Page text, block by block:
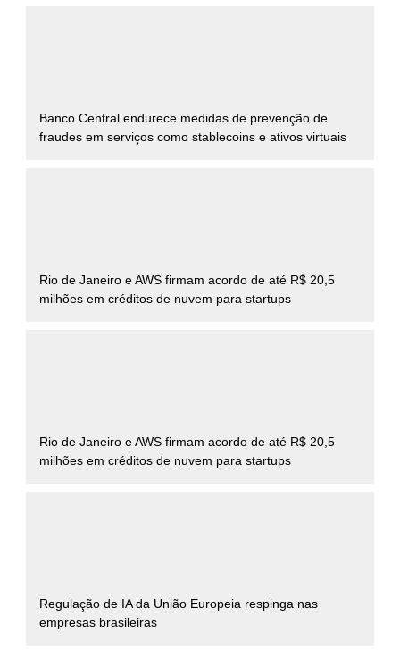
Banco Central endurece medidas de prevenção de
fraudes em serviços como stablecoins e ativos virtuais
Rio de Janeiro e AWS firmam acordo de até R$ 20,5
milhões em créditos de nuvem para startups
Rio de Janeiro e AWS firmam acordo de até R$ 20,5
milhões em créditos de nuvem para startups
Regulação de IA da União Europeia respinga nas
empresas brasileiras